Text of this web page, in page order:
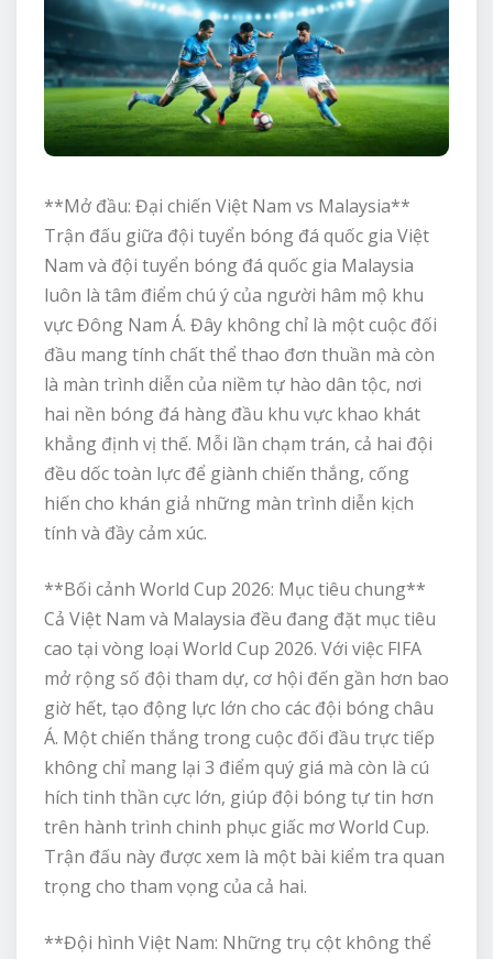
**Mở đầu: Đại chiến Việt Nam vs Malaysia**
Trận đấu giữa đội tuyển bóng đá quốc gia Việt
Nam và đội tuyển bóng đá quốc gia Malaysia
luôn là tâm điểm chú ý của người hâm mộ khu
vực Đông Nam Á. Đây không chỉ là một cuộc đối
đầu mang tính chất thể thao đơn thuần mà còn
là màn trình diễn của niềm tự hào dân tộc, nơi
hai nền bóng đá hàng đầu khu vực khao khát
khẳng định vị thế. Mỗi lần chạm trán, cả hai đội
đều dốc toàn lực để giành chiến thắng, cống
hiến cho khán giả những màn trình diễn kịch
tính và đầy cảm xúc.
**Bối cảnh World Cup 2026: Mục tiêu chung**
Cả Việt Nam và Malaysia đều đang đặt mục tiêu
cao tại vòng loại World Cup 2026. Với việc FIFA
mở rộng số đội tham dự, cơ hội đến gần hơn bao
giờ hết, tạo động lực lớn cho các đội bóng châu
Á. Một chiến thắng trong cuộc đối đầu trực tiếp
không chỉ mang lại 3 điểm quý giá mà còn là cú
hích tinh thần cực lớn, giúp đội bóng tự tin hơn
trên hành trình chinh phục giấc mơ World Cup.
Trận đấu này được xem là một bài kiểm tra quan
trọng cho tham vọng của cả hai.
**Đội hình Việt Nam: Những trụ cột không thể